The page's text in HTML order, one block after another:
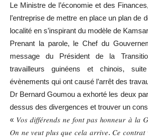
Le Ministre de l’économie et des
l’entreprise de mettre en place un plan de
localité en s’inspirant du modèle de
Prenant la parole, le Chef du
message du Président de la
travailleurs guinéens et chinois,
évènements qui ont causé l’arrêt des
Dr Bernard Goumou a exhorté les deux
dessus des divergences et trouver un
« 𝑉𝑜𝑠 𝑑𝑖𝑓𝑓𝑒́𝑟𝑒𝑛𝑑𝑠 𝑛𝑒 𝑓𝑜𝑛𝑡 𝑝𝑎𝑠 ℎ𝑜𝑛𝑛𝑒𝑢𝑟 𝑎̀ 𝑙𝑎
𝑂𝑛 𝑛𝑒 𝑣𝑒𝑢𝑡 𝑝𝑙𝑢𝑠 𝑞𝑢𝑒 𝑐𝑒𝑙𝑎 𝑎𝑟𝑟𝑖𝑣𝑒. 𝐶𝑒